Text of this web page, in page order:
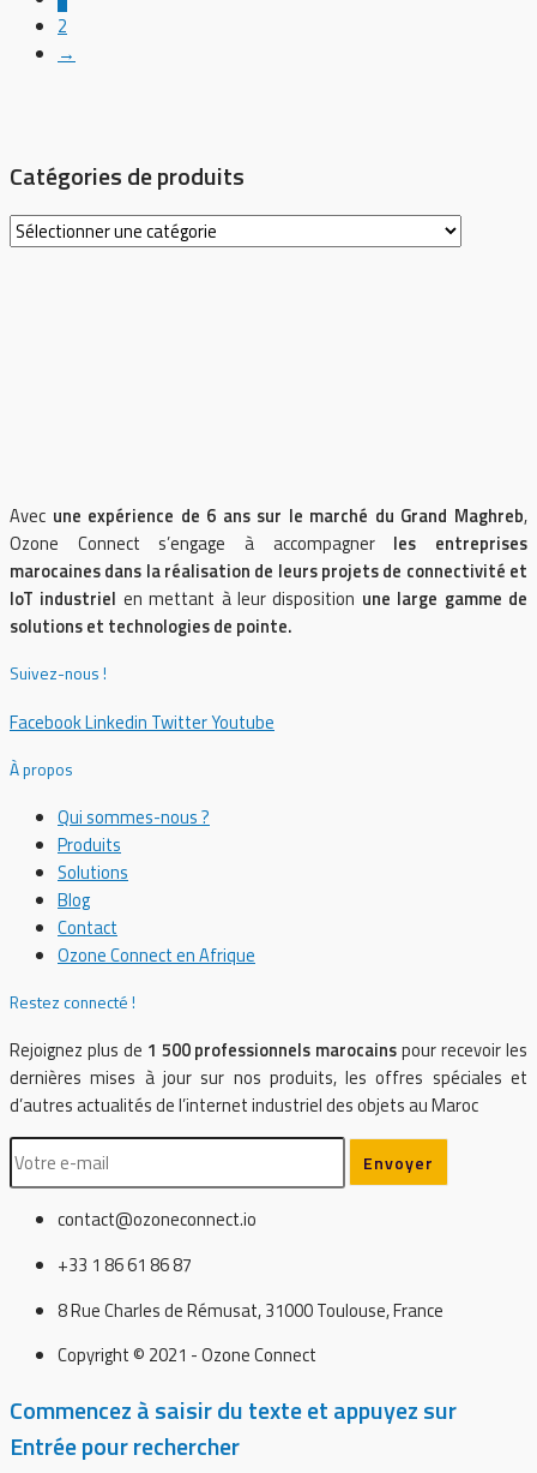
Catégories de produits
2
→
Avec une expérience de 6 ans sur le marché du Grand Maghreb,
Ozone Connect s’engage à accompagner les entreprises
marocaines dans la réalisation de leurs projets de connectivité et
IoT industriel en mettant à leur disposition une large gamme de
solutions et technologies de pointe.
Suivez-nous !
FacebookLinkedin TwitterYoutube
À propos
Qui sommes-nous ?
Produits
Solutions
Blog
Contact
Ozone Connect en Afrique
Restez connecté !
Rejoignez plus de 1 500 professionnels marocainspour recevoir les
dernières mises à jour sur nos produits, les offres spéciales et
d’autres actualités de l’internet industriel des objets au Maroc
contact@ozoneconnect.io
+33 1 86 61 86 87
8 Rue Charles de Rémusat, 31000 Toulouse, France
Copyright © 2021 - Ozone Connect
Commencez à saisir du texte et appuyez sur
Entrée pour rechercher